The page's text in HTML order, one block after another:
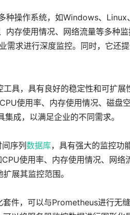
种操作系统，如Windows、
存使用情况、网络流量等多种监
需求进行深度监控。同时，它还
具，具有良好的稳定性和可扩展
使用率、内存使用情况、磁盘
成，以满足企业的不同需求。
序列 数据库，具有强大的监控功
使用率、内存使用情况、网络
展其监控范围。
件，可以与Prometheus进行无缝